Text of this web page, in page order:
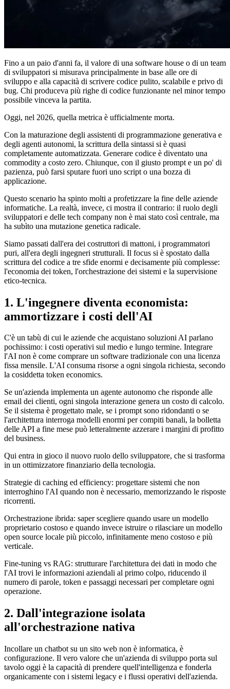
Fino a un paio d'anni fa, il valore di una software house o di un team
di sviluppatori si misurava principalmente in base alle ore di
sviluppo e alla capacità di scrivere codice pulito, scalabile e privo di
bug. Chi produceva più righe di codice funzionante nel minor tempo
possibile vinceva la partita.
Oggi, nel 2026, quella metrica è ufficialmente morta.
Con la maturazione degli assistenti di programmazione generativa e
degli agenti autonomi, la scrittura della sintassi si è quasi
completamente automatizzata. Generare codice è diventato una
commodity a costo zero. Chiunque, con il giusto prompt e un po' di
pazienza, può farsi sputare fuori uno script o una bozza di
applicazione.
Questo scenario ha spinto molti a profetizzare la fine delle aziende
informatiche. La realtà, invece, ci mostra il contrario: il ruolo degli
sviluppatori e delle tech company non è mai stato così centrale, ma
ha subìto una mutazione genetica radicale.
Siamo passati dall'era dei costruttori di mattoni, i programmatori
puri, all'era degli ingegneri strutturali. Il focus si è spostato dalla
scrittura del codice a tre sfide enormi e decisamente più complesse:
l'economia dei token, l'orchestrazione dei sistemi e la supervisione
etico-tecnica.
1. L'ingegnere diventa economista:
ammortizzare i costi dell'AI
C'è un tabù di cui le aziende che acquistano soluzioni AI parlano
pochissimo: i costi operativi sul medio e lungo termine. Integrare
l'AI non è come comprare un software tradizionale con una licenza
fissa mensile. L'AI consuma risorse a ogni singola richiesta, secondo
la cosiddetta token economics.
Se un'azienda implementa un agente autonomo che risponde alle
email dei clienti, ogni singola interazione genera un costo di calcolo.
Se il sistema è progettato male, se i prompt sono ridondanti o se
l'architettura interroga modelli enormi per compiti banali, la bolletta
delle API a fine mese può letteralmente azzerare i margini di profitto
del business.
Qui entra in gioco il nuovo ruolo dello sviluppatore, che si trasforma
in un ottimizzatore finanziario della tecnologia.
Strategie di caching ed efficiency: progettare sistemi che non
interroghino l'AI quando non è necessario, memorizzando le risposte
ricorrenti.
Orchestrazione ibrida: saper scegliere quando usare un modello
proprietario costoso e quando invece istruire o rilasciare un modello
open source locale più piccolo, infinitamente meno costoso e più
verticale.
Fine-tuning vs RAG: strutturare l'architettura dei dati in modo che
l'AI trovi le informazioni aziendali al primo colpo, riducendo il
numero di parole, token e passaggi necessari per completare ogni
operazione.
2. Dall'integrazione isolata
all'orchestrazione nativa
Incollare un chatbot su un sito web non è informatica, è
configurazione. Il vero valore che un'azienda di sviluppo porta sul
tavolo oggi è la capacità di prendere quell'intelligenza e fonderla
organicamente con i sistemi legacy e i flussi operativi dell'azienda.